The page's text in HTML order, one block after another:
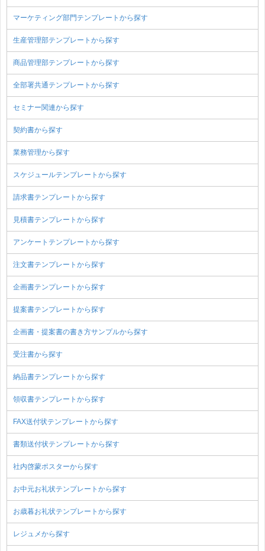
マーケティング部門テンプレートから探す
生産管理部テンプレートから探す
商品管理部テンプレートから探す
全部署共通テンプレートから探す
セミナー関連から探す
契約書から探す
業務管理から探す
スケジュールテンプレートから探す
請求書テンプレートから探す
見積書テンプレートから探す
アンケートテンプレートから探す
注文書テンプレートから探す
企画書テンプレートから探す
提案書テンプレートから探す
企画書・提案書の書き方サンプルから探す
受注書から探す
納品書テンプレートから探す
領収書テンプレートから探す
FAX送付状テンプレートから探す
書類送付状テンプレートから探す
社内啓蒙ポスターから探す
お中元お礼状テンプレートから探す
お歳暮お礼状テンプレートから探す
レジュメから探す